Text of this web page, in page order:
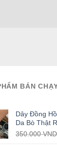
BÁN
Dây Đồng
Da Bò Thật
350.000VND